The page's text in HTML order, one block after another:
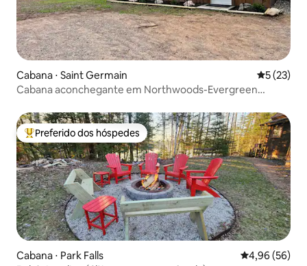
Cabana ⋅ Saint Germain 5 de uma
5 (23)
Cabana aconchegante em Northwoods-Evergreen
Entre os melhores preferidos dos hóspedes
Preferido dos hóspedes
Cabana ⋅ Park Falls 4,96 de uma
4,96 (56)